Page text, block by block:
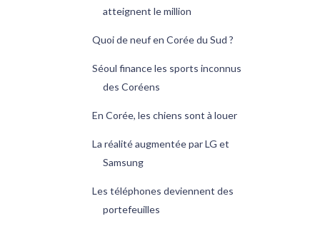
atteignent le million
Quoi de neuf en Corée du Sud ?
Séoul finance les sports inconnus
des Coréens
En Corée, les chiens sont à louer
La réalité augmentée par LG et
Samsung
Les téléphones deviennent des
portefeuilles